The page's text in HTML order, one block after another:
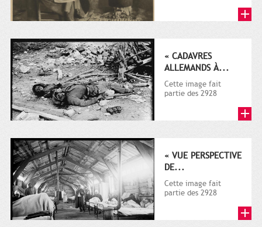
« CADAVRES
ALLEMANDS À...
Cette image fait
partie des 2928
« VUE PERSPECTIVE
DE...
Cette image fait
partie des 2928